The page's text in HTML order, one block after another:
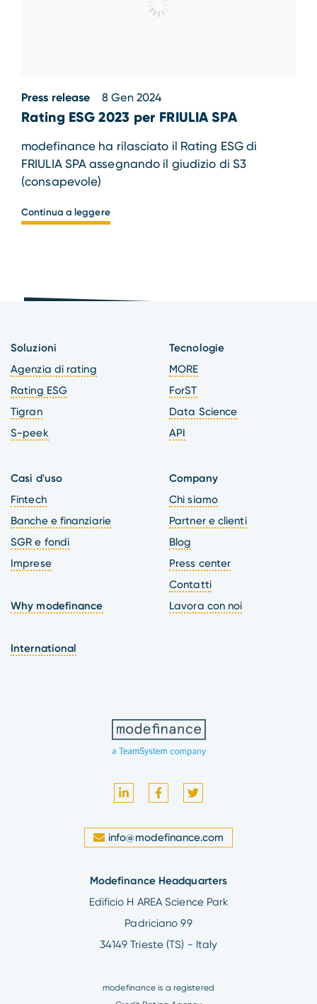
Press release 8 Gen 2024
Rating ESG 2023 per FRIULIA SPA
modefinance ha rilasciato il Rating ESG di
FRIULIA SPA assegnando il giudizio di S3
(consapevole)
Continua a leggere
Soluzioni
Agenzia di rating
Rating ESG
Tigran
S-peek
Tecnologie
MORE
ForST
Data Science
API
Casi d'uso
Fintech
Banche e finanziarie
SGR e fondi
Imprese
Why modefinance
International
Company
Chi siamo
Partner e clienti
Blog
Press center
Contatti
Lavora con noi
info@modefinance.com
Modefinance Headquarters
Edificio H AREA Science Park
Padriciano 99
34149 Trieste (TS) - Italy
modefinance is a registered